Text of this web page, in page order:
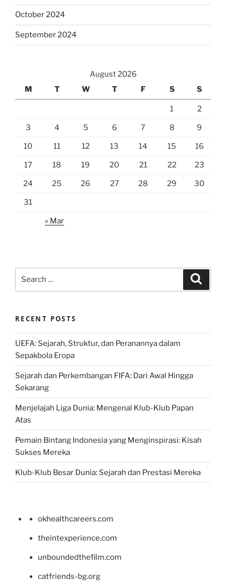
October 2024
September 2024
August 2026
M
T W T F S S
1 2
3 4 5 6 7 8 9
10 11 12 13 14 15 16
17 18 19 20 21 22 23
24 25 26 27 28 29 30
31
« Mar
RECENT POSTS
UEFA: Sejarah, Struktur, dan Peranannya dalam
Sepakbola Eropa
Sejarah dan Perkembangan FIFA: Dari Awal Hingga
Sekarang
Menjelajah Liga Dunia: Mengenal Klub-Klub Papan
Atas
Pemain Bintang Indonesia yang Menginspirasi: Kisah
Sukses Mereka
Klub-Klub Besar Dunia: Sejarah dan Prestasi Mereka
okhealthcareers.com
theintexperience.com
unboundedthefilm.com
catfriends-bg.org